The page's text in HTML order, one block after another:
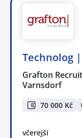
Technolog
Grafton
Varnsdorf
70 000 Kč
včerejší